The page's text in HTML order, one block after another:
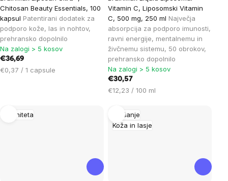
Chitosan Beauty Essentials, 100
kapsul Patentirani dodatek za
podporo kože, las in nohtov,
prehransko dopolnilo
Na zalogi > 5 kosov
€36,69
Cena
€0,37 / 1 capsule
Vitamin C, Liposomski Vitamin
C, 500 mg, 250 ml Največja
absorpcija za podporo imunosti,
ravni energije, mentalnemu in
živčnemu sistemu, 50 obrokov,
prehransko dopolnilo
Na zalogi > 5 kosov
€30,57
Cena
enoto:
€12,23 / 100 ml
Imuniteta
Hujšanje
Koža in lasje